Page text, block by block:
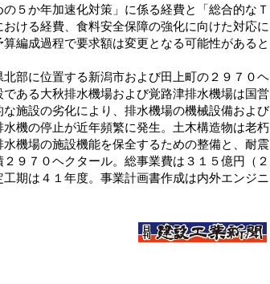
５か年加速化対策」に係る経費と「総合的なＴ
ける経費、食料安全保障の強化に向けた対応に
編成過程で要求額は変更となる可能性があると
部に位置する新潟市および田上町の２９７０ヘ
ある大秋排水機場および覚路津排水機場は国営
施設の劣化により、排水機場の機械設備および
機の停止が近年頻繁に発生。土木構造物は老朽
機場の施設機能を保全するための整備と、耐震
９７０ヘクタール。総事業費は３１５億円（２
期は４１年度。事業計画書作成は内外エンジニ